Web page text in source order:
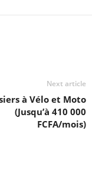
Next article
à Vélo et Moto
(Jusqu’à 410 000
FCFA/mois)